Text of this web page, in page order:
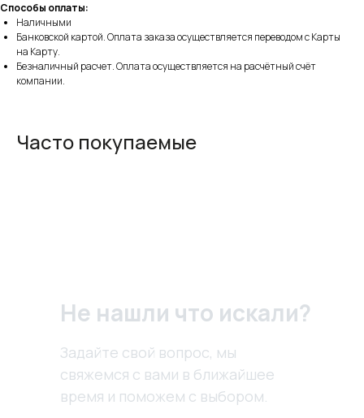
Способы оплаты:
Наличными
Банковской картой. Оплата заказа осуществляется переводом с Карты
на Карту.
Безналичный расчет. Оплата осуществляется на расчётный счёт
компании.
Часто покупаемые
Не нашли что искали?
Задайте свой вопрос, мы
свяжемся с вами в ближайшее
время и поможем с выбором.